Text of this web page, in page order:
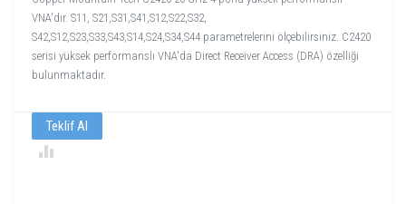
VNA'dır. S11, S21,S31,S41,S12,S22,S32,
S42,S12,S23,S33,S43,S14,S24,S34,S44 parametrelerini ölçebilirsiniz. C2420
serisi yüksek performanslı VNA'da Direct Receiver Access (DRA) özelliği
bulunmaktadır.
Teklif Al